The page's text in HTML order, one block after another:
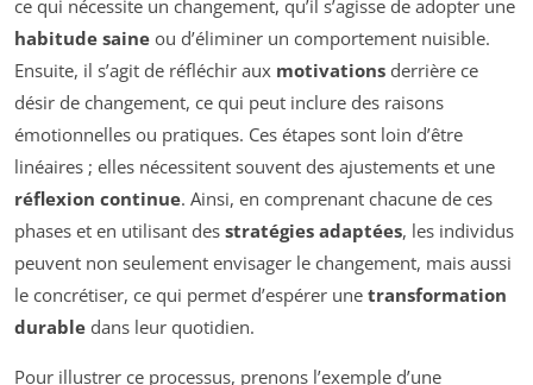
ce qui nécessite un changement, qu’il s’agisse de adopter une
habitude saine ou d’éliminer un comportement nuisible.
Ensuite, il s’agit de réfléchir aux motivations derrière ce
désir de changement, ce qui peut inclure des raisons
émotionnelles ou pratiques. Ces étapes sont loin d’être
linéaires ; elles nécessitent souvent des ajustements et une
réflexion continue. Ainsi, en comprenant chacune de ces
phases et en utilisant des stratégies adaptées, les individus
peuvent non seulement envisager le changement, mais aussi
le concrétiser, ce qui permet d’espérer une transformation
durable dans leur quotidien.
Pour illustrer ce processus, prenons l’exemple d’une